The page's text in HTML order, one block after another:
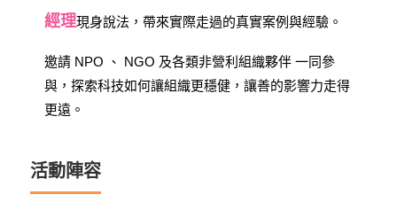
經理現身說法，帶來實際走過的真實案例與經驗。
邀請 NPO 、 NGO 及各類非營利組織夥伴 一同參
與，探索科技如何讓組織更穩健，讓善的影響力走得
更遠。
活動陣容